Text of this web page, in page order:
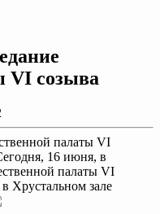
VI созыва
палаты VI
16 июня, в
палаты VI
Хрустальном зале